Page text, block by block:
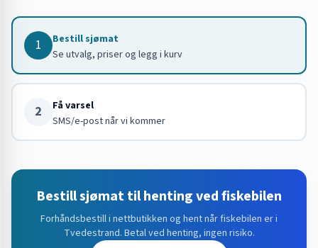
1
Bestill sjømat
Se utvalg, priser og legg i kurv
2
Få varsel
SMS/e-post når vi kommer
Bestill sjømat til henting ved fiskebilen
Forhåndsbestill i nettbutikken og hent når fiskebilen er i
Tvedestrand. Betal ved henting, ingen risiko.